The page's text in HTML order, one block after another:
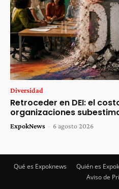
Diversidad
Retroceder en DEI: el
organizaciones
ExpokNews - 6 agosto 2026
Qué es Expoknews Quién es Expok
Aviso de